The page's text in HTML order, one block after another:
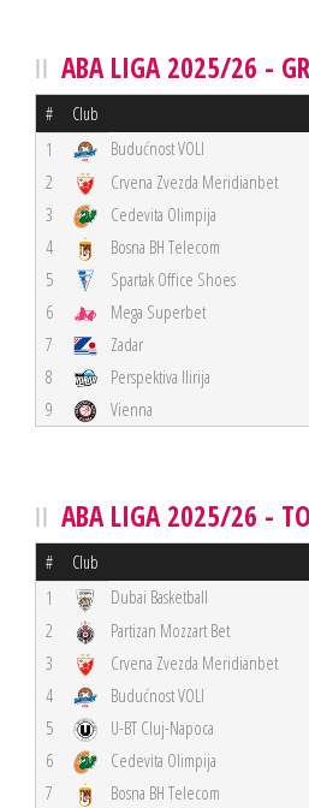
ABA LIGA 2025/26 -
# Club
1 Budućnost VOLI
2
Crvena Zvezda Meridianbet
3
Cedevita Olimpija
4
Bosna BH Telecom
5
Spartak Office Shoes
6
Mega Superbet
7
Zadar
8
Perspektiva Ilirija
9
Vienna
ABA LIGA 2025/26 -
# Club
1 Dubai Basketball
2
Partizan Mozzart Bet
3
Crvena Zvezda Meridianbet
4
Budućnost VOLI
5
U-BT Cluj-Napoca
6
Cedevita Olimpija
7
Bosna BH Telecom